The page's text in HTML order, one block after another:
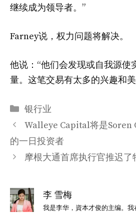
继续成为领导者。”
Farney说，权力问题将解决。
他说：“他们会发现或自我源使
量。这笔交易有太多的兴趣和
分
类
银行业
Walleye Capital将是Soren
的一日投资者
摩根大通首席执行官推迟了
李 雪梅
我是李华，資本才俊的主编。